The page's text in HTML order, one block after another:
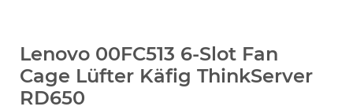
Lenovo 00FC513 6-Slot Fan
Cage Lüfter Käfig ThinkServer
RD650